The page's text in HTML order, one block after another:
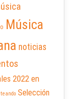
Música
noticias
2022 en
Selección